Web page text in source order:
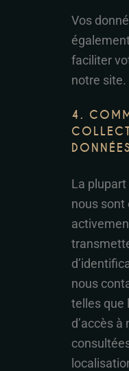
Vos
faciliter
notre site.
4.
La
nous
nous
telles que
d’accès